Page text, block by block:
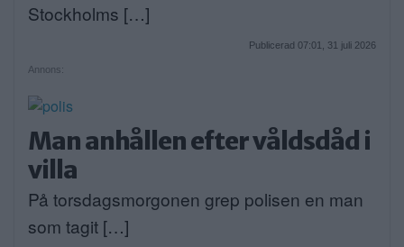
Stockholms […]
Publicerad 07:01, 31 juli 2026
Annons:
Man anhållen efter våldsdåd i
villa
På torsdagsmorgonen grep polisen en man
som tagit […]